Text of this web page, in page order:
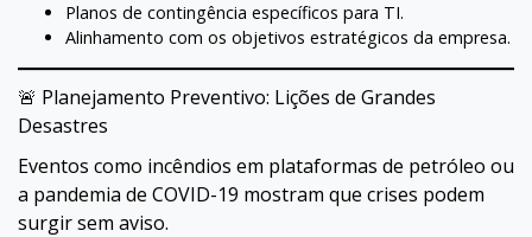
Planos de contingência específicos para TI.
Alinhamento com os objetivos estratégicos da empresa.
🚨 Planejamento Preventivo: Lições de Grandes
Desastres
Eventos como incêndios em plataformas de petróleo ou
a pandemia de COVID-19 mostram que crises podem
surgir sem aviso.